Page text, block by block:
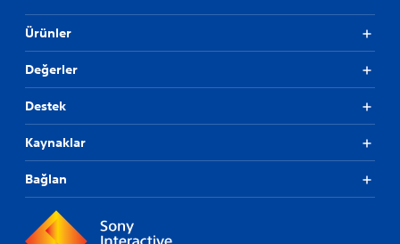
Ürünler
Değerler
Destek
Kaynaklar
Bağlan